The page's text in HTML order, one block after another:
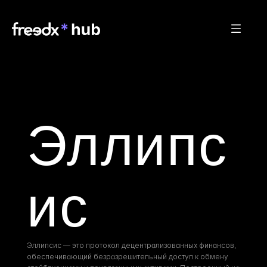
Эллипс
ис
Эллипсис — это протокол децентрализованных финансов,
обеспечивающий безразрешительный доступ к обмену